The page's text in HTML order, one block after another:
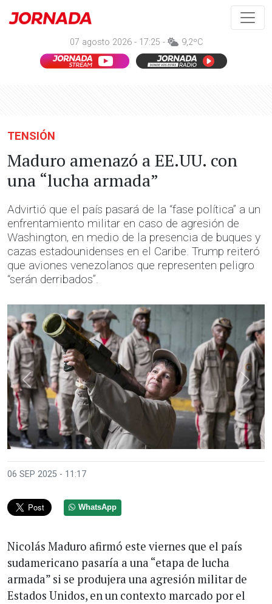
07 agosto 2026 - 17:25 - 9,2ºC
TENSIÓN
Maduro amenazó a EE.UU. con
una “lucha armada”
Advirtió que el país pasará de la “fase política” a un
enfrentamiento militar en caso de agresión de
Washington, en medio de la presencia de buques y
cazas estadounidenses en el Caribe. Trump reiteró
que aviones venezolanos que representen peligro
“serán derribados”.
Anterior
06 SEP 2025 - 11:17
WhatsApp
Nicolás Maduro afirmó este viernes que el país
sudamericano pasaría a una “etapa de lucha
armada” si se produjera una agresión militar de
Estados Unidos, en un contexto marcado por el